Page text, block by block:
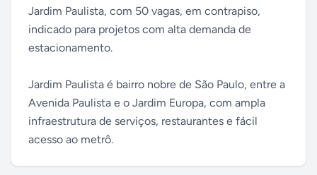
Jardim Paulista, com 50 vagas, em contrapiso,
indicado para projetos com alta demanda de
estacionamento.
Jardim Paulista é bairro nobre de São Paulo, entre a
Avenida Paulista e o Jardim Europa, com ampla
infraestrutura de serviços, restaurantes e fácil
acesso ao metrô.